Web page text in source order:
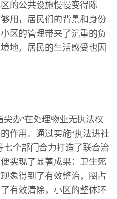
的公共设施慢慢变得陈
用，居民们的背景和身份
区的管理带来了沉重的负
地，居民的生活感受也因
办”在处理物业无执法权
作用。通过实施“执法进社
七个部门合力打造了联合治
实现了显著成果：卫生死
象得到了有效整治，圈占
有效清除，小区的整体环